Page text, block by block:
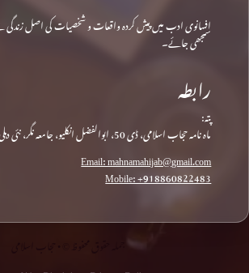
افسانوی ادب میں پیش کردہ واقعات و شخصیات کی اصل زندگی
سمجھی جائے۔
رابطہ
پتہ:
ماہ نامہ حجاب اسلامی، ڈی 50، ابوالفضل انکلیو، جامعہ نگر، نئی دہلی-25
Email: mahnamahijab@gmail.com
Mobile: +918860822483